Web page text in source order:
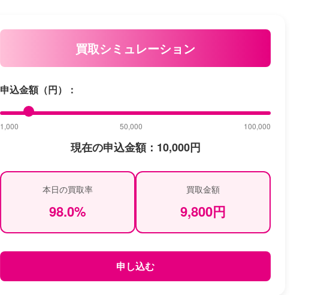
買取シミュレーション
申込金額（円）：
1,000 50,000 100,000
現在の申込金額： 10,000円
本日の買取率
98.0%
買取金額
9,800円
申し込む